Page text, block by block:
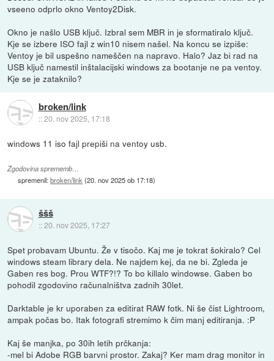
vseeno odprlo okno Ventoy2Disk.
Okno je našlo USB ključ. Izbral sem MBR in je sformatiralo ključ.
Kje se izbere ISO fajl z win10 nisem našel. Na koncu se izpiše:
Ventoy je bil uspešno nameščen na napravo. Halo? Jaz bi rad na
USB ključ namestil inštalacijski windows za bootanje ne pa ventoy.
Kje se je zataknilo?
broken/link
::20. nov 2025, 17:18
windows 11 iso fajl prepiši na ventoy usb.
Zgodovina sprememb…
spremenil:broken/link (20. nov 2025 ob 17:18)
ššš
::20. nov 2025, 17:27
Spet probavam Ubuntu. Že v tisočo. Kaj me je tokrat šokiralo? Cel
windows steam library dela. Ne najdem kej, da ne bi. Zgleda je
Gaben res bog. Prou WTF?!? To bo killalo windowse. Gaben bo
pohodil zgodovino računalništva zadnih 30let.
Darktable je kr uporaben za editirat RAW fotk. Ni še čist Lightroom,
ampak počas bo. Itak fotografi stremimo k čim manj editiranja. :P
Kaj še manjka, po 30ih letih prčkanja:
-mel bi Adobe RGB barvni prostor. Zakaj? Ker mam drag monitor in